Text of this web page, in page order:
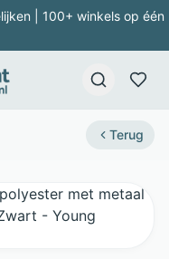
| 100+ winkels op één
Terug